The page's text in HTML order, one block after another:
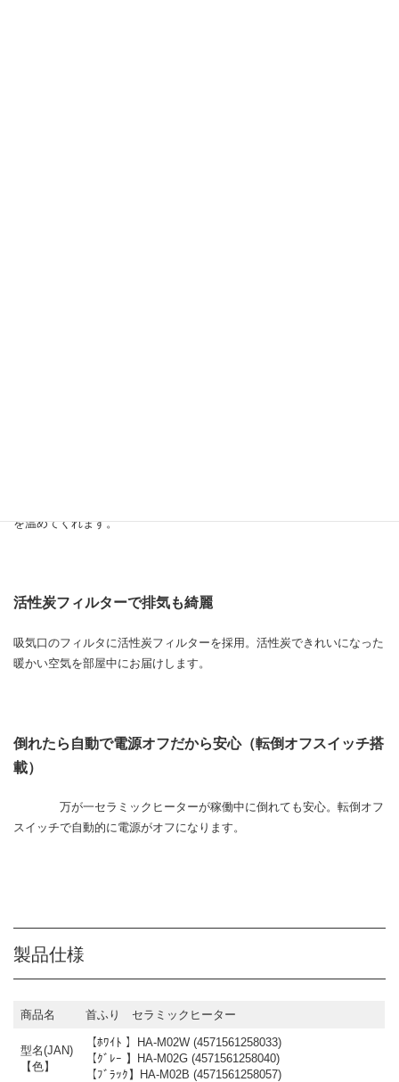
を温めてくれます。
活性炭フィルターで排気も綺麗
吸気口のフィルタに活性炭フィルターを採用。活性炭できれいになった
暖かい空気を部屋中にお届けします。
倒れたら自動で電源オフだから安心（転倒オフスイッチ搭
載）
万が一セラミックヒーターが稼働中に倒れても安心。転倒オフ
スイッチで自動的に電源がオフになります。
製品仕様
商品名 首ふり セラミックヒーター
型名(JAN)
【色】
【ﾎﾜｲﾄ 】HA-M02W (4571561258033)
【ｸﾞﾚｰ 】HA-M02G (4571561258040)
【ﾌﾞﾗｯｸ】HA-M02B (4571561258057)